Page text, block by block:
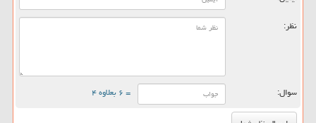
نظر:
سوال: = ۶ بعلاوه ۴